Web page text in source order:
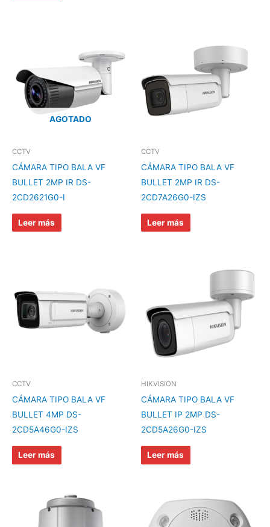
AGOTADO
CCTV
CÁMARA TIPO BALA VF
BULLET 2MP IR DS-
2CD2621G0-I
Leer más
CCTV
CÁMARA TIPO BALA VF
BULLET 2MP IR DS-
2CD7A26G0-IZS
Leer más
CCTV
CÁMARA TIPO BALA VF
BULLET 4MP DS-
2CD5A46G0-IZS
Leer más
HIKVISION
CÁMARA TIPO BALA VF
BULLET IP 2MP DS-
2CD5A26G0-IZS
Leer más